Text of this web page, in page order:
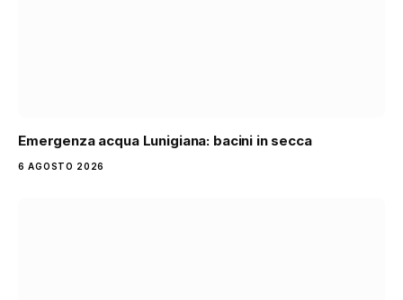
Emergenza acqua Lunigiana: bacini in secca
6 AGOSTO 2026